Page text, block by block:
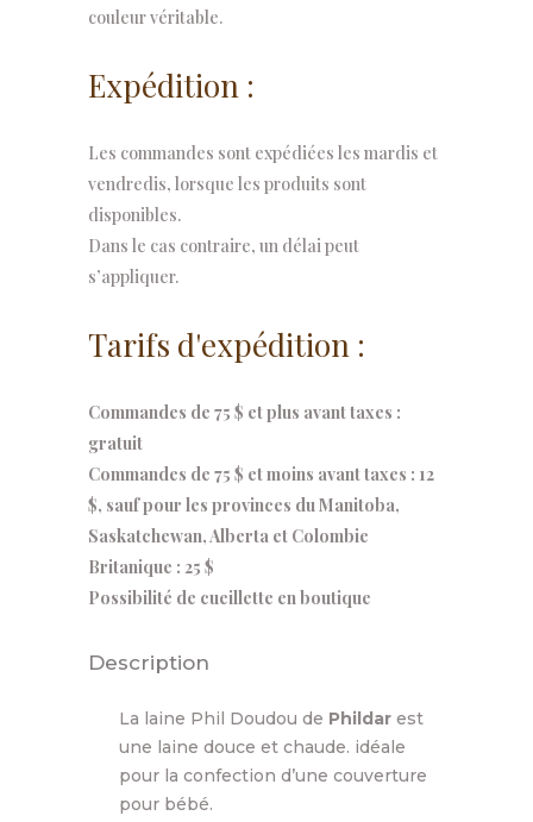
couleur véritable.
Expédition :
Les commandes sont expédiées les mardis et
vendredis, lorsque les produits sont
disponibles.
Dans le cas contraire, un délai peut
s’appliquer.
Tarifs d'expédition :
Commandes de 75 $ et plus avant taxes :
gratuit
Commandes de 75 $ et moins avant taxes : 12
$, sauf pour les provinces du Manitoba,
Saskatchewan, Alberta et Colombie
Britanique : 25 $
Possibilité de cueillette en boutique
Description
La laine Phil Doudou de Phildar est
une laine douce et chaude. idéale
pour la confection d’une couverture
pour bébé.